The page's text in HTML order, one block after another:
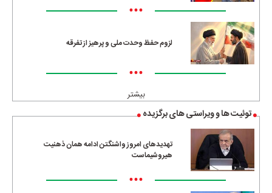
•••
لزوم حفظ وحدت ملی و پرهیز از تفرقه
•••
بیشتر
توئیت ها و ویراستی های برگزیده
تهدیدهای امروز واشنگتن ادامه همان ذهنیت
هیروشیماست
•••